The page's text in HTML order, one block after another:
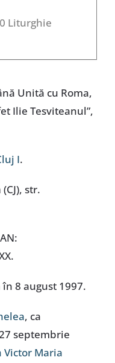
Liturghie
Unită cu Roma,
Ilie Tesviteanul”,
I.
str.
8 august 1997.
, ca
septembrie
Victor Maria